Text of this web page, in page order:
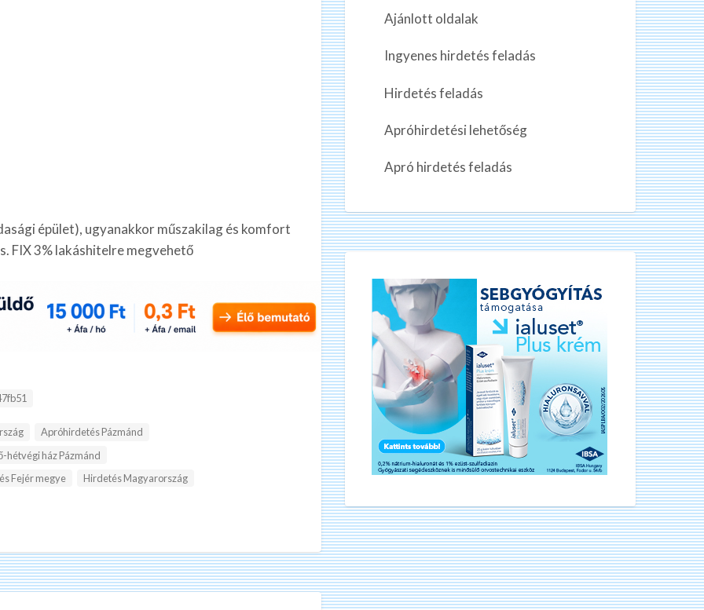
épület), ugyanakkor műszakilag és komfort
FIX 3% lakáshitelre megvehető
Apróhirdetés Pázmánd
hétvégi ház Pázmánd
Fejér megye
Hirdetés Magyarország
Ajánlott oldalak
Ingyenes hirdetés feladás
Hirdetés feladás
Apróhirdetési lehetőség
Apró hirdetés feladás